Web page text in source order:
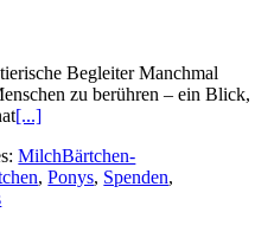
Begleiter Manchmal
zu berühren – ein Blick,
[...]
MilchBärtchen-
,Ponys, Spenden,